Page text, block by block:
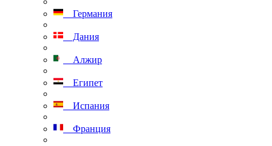
Германия
Дания
Алжир
Египет
Испания
Франция